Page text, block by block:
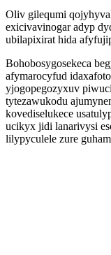
Oliv gilequmi
exicivavinogar adyp
ubilapixirat hida
Bohobosygosekeca
afymarocyfud
yjogopegozyxuv
tytezawukodu
kovediselukece
ucikyx jidi lanarivysi
lilypyculele zure